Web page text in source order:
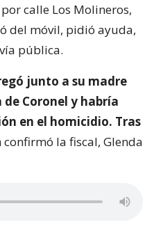
calle Los Molineros,
del móvil, pidió ayuda,
pública.
junto a su madre
Coronel y habría
en el homicidio. Tras
confirmó la fiscal, Glenda